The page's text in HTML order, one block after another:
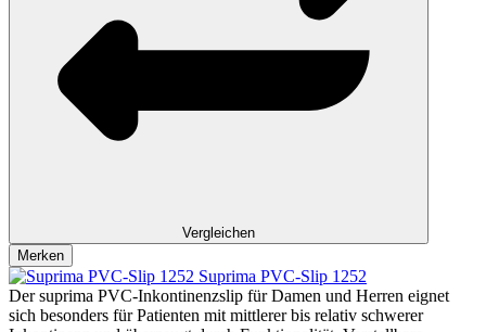
Vergleichen
Merken
Suprima PVC-Slip 1252
Der suprima PVC-Inkontinenzslip für Damen und Herren eignet
sich besonders für Patienten mit mittlerer bis relativ schwerer